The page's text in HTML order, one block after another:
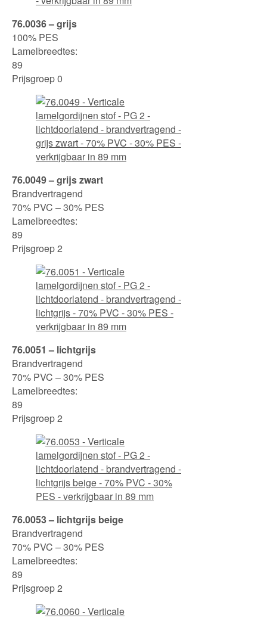
76.0036 – grijs
100% PES
Lamelbreedtes:
89
Prijsgroep 0
76.0049 – grijs zwart
Brandvertragend
70% PVC – 30% PES
Lamelbreedtes:
89
Prijsgroep 2
76.0051 – lichtgrijs
Brandvertragend
70% PVC – 30% PES
Lamelbreedtes:
89
Prijsgroep 2
76.0053 – lichtgrijs beige
Brandvertragend
70% PVC – 30% PES
Lamelbreedtes:
89
Prijsgroep 2